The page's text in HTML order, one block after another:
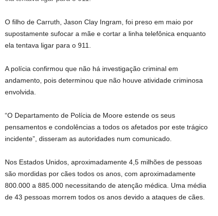
O filho de Carruth, Jason Clay Ingram, foi preso em maio por
supostamente sufocar a mãe e cortar a linha telefônica enquanto
ela tentava ligar para o 911.
A polícia confirmou que não há investigação criminal em
andamento, pois determinou que não houve atividade criminosa
envolvida.
“O Departamento de Polícia de Moore estende os seus
pensamentos e condolências a todos os afetados por este trágico
incidente”, disseram as autoridades num comunicado.
Nos Estados Unidos, aproximadamente 4,5 milhões de pessoas
são mordidas por cães todos os anos, com aproximadamente
800.000 a 885.000 necessitando de atenção médica. Uma média
de 43 pessoas morrem todos os anos devido a ataques de cães.